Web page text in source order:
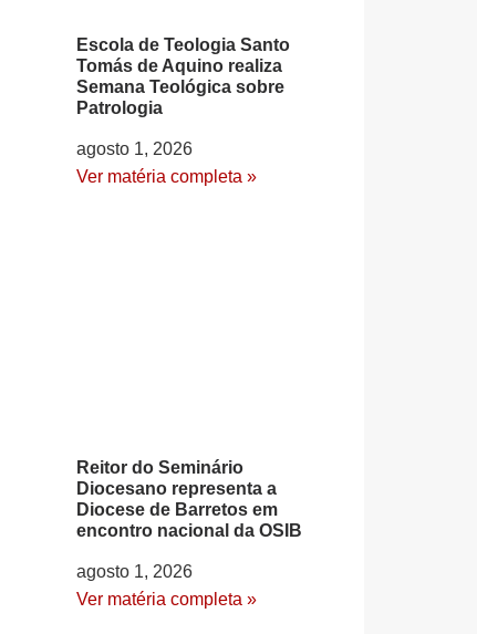
Escola de Teologia Santo
Tomás de Aquino realiza
Semana Teológica sobre
Patrologia
agosto 1, 2026
Ver matéria completa »
Reitor do Seminário
Diocesano representa a
Diocese de Barretos em
encontro nacional da OSIB
agosto 1, 2026
Ver matéria completa »